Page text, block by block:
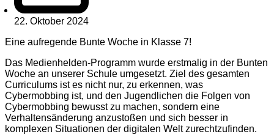
22. Oktober 2024
Eine aufregende Bunte Woche in Klasse 7!
Das Medienhelden-Programm wurde erstmalig in der Bunten
Woche an unserer Schule umgesetzt. Ziel des gesamten
Curriculums ist es nicht nur, zu erkennen, was
Cybermobbing ist, und den Jugendlichen die Folgen von
Cybermobbing bewusst zu machen, sondern eine
Verhaltensänderung anzustoßen und sich besser in
komplexen Situationen der digitalen Welt zurechtzufinden.